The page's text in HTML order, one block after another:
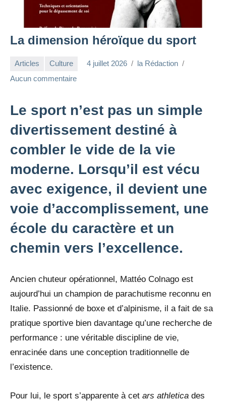
La dimension héroïque du sport
Articles Culture 4 juillet 2026
la Rédaction
Aucun commentaire
Le sport n’est pas un simple
divertissement destiné à
combler le vide de la vie
moderne. Lorsqu’il est vécu
avec exigence, il devient une
voie d’accomplissement, une
école du caractère et un
chemin vers l’excellence.
Ancien chuteur opérationnel, Mattéo Colnago est
aujourd’hui un champion de parachutisme reconnu en
Italie. Passionné de boxe et d’alpinisme, il a fait de sa
pratique sportive bien davantage qu’une recherche de
performance : une véritable discipline de vie,
enracinée dans une conception traditionnelle de
l’existence.
Pour lui, le sport s’apparente à cet ars athletica des